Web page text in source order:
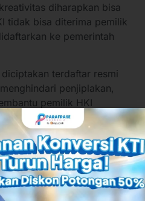
diharapkan bisa
tidak bisa diterima pemilik
ke pemerintah
terdaftar resmi
penjiplakan,
pemilik HKI
lainnya atas ciptaan
Ber-ISBN dan HKI